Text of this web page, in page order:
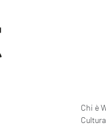
Chi è